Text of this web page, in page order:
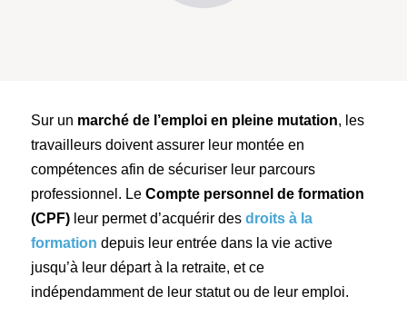
Sur un marché de l’emploi en pleine mutation, les
travailleurs doivent assurer leur montée en
compétences afin de sécuriser leur parcours
professionnel. Le Compte personnel de formation
(CPF)leur permet d’acquérir des droits à la
formation depuis leur entrée dans la vie active
jusqu’à leur départ à la retraite, et ce
indépendamment de leur statut ou de leur emploi.